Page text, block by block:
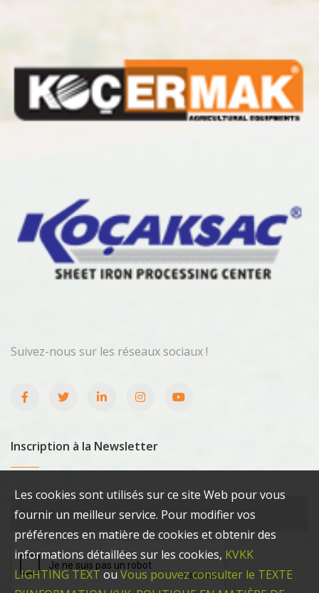
Suivez-nous sur les réseaux sociaux !
Inscription à la Newsletter
Les cookies sont utilisés sur ce site Web pour vous
fournir un meilleur service. Pour modifier vos
préférences en matière de cookies et obtenir des
informations détaillées sur les cookies, KVKK
LIGHTING TEXT ou Vous pouvez consulter le TEXTE